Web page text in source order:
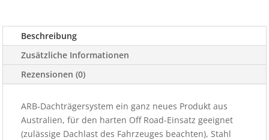
Beschreibung
Zusätzliche Informationen
Rezensionen (0)
ARB-Dachträgersystem ein ganz neues Produkt aus
Australien, für den harten Off Road-Einsatz geeignet
(zulässige Dachlast des Fahrzeuges beachten), Stahl